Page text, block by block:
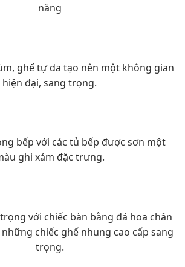
năng
ghế tự da tạo nên một không gian
hiện đại, sang trọng.
bếp với các tủ bếp được sơn một
ghi xám đặc trưng.
với chiếc bàn bằng đá hoa chân
chiếc ghế nhung cao cấp sang
trọng.